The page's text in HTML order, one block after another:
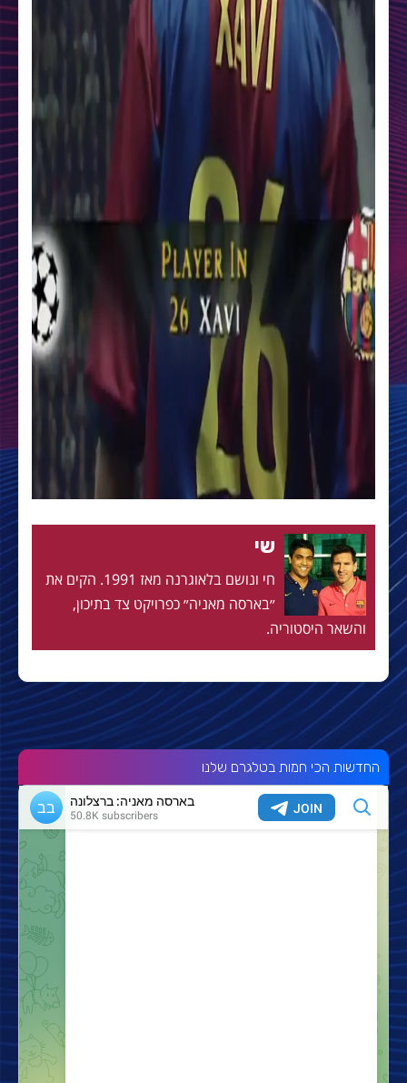
שי
חי ונושם בלאוגרנה מאז 1991. הקים את
״בארסה מאניה״ כפרויקט צד בתיכון,
והשאר היסטוריה.
החדשות הכי חמות בטלגרם שלנו